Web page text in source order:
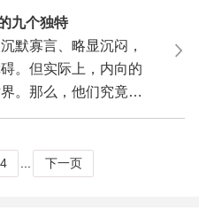
九个独特
默寡言、略显沉闷，
。但实际上，内向的
。那么，他们究竟有
4 ... 下一页